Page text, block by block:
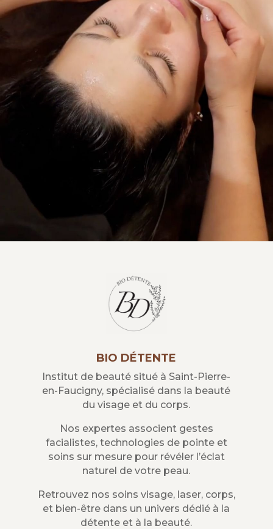
BIO DÉTENTE
Institut de beauté situé à Saint-Pierre-
en-Faucigny, spécialisé dans la beauté
du visage et du corps.
Nos expertes associent gestes
facialistes, technologies de pointe et
soins sur mesure pour révéler l’éclat
naturel de votre peau.
Retrouvez nos soins visage, laser, corps,
et bien-être dans un univers dédié à la
détente et à la beauté.